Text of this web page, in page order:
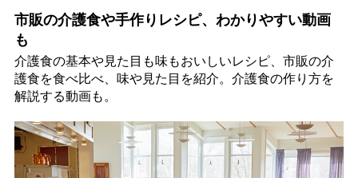
市販の介護食や手作りレシピ、わかりやすい動画
も
介護食の基本や見た目も味もおいしいレシピ、市販の介
護食を食べ比べ、味や見た目を紹介。介護食の作り方を
解説する動画も。